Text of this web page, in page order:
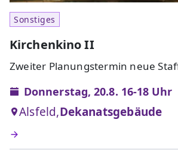
Sonstiges
Kirchenkino II
Zweiter Planungstermin neue
Donnerstag, 20.8. 16-18 Uhr
Alsfeld,Dekanatsgebäude